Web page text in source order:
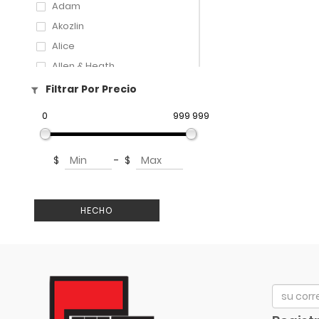
HECHO
Adam
Akozlin
Alice
Allen & Heath
Amati
ART
Arturia
Audix
Beyerdynamic
Filtrar Por Precio
0 999 999
$ - $